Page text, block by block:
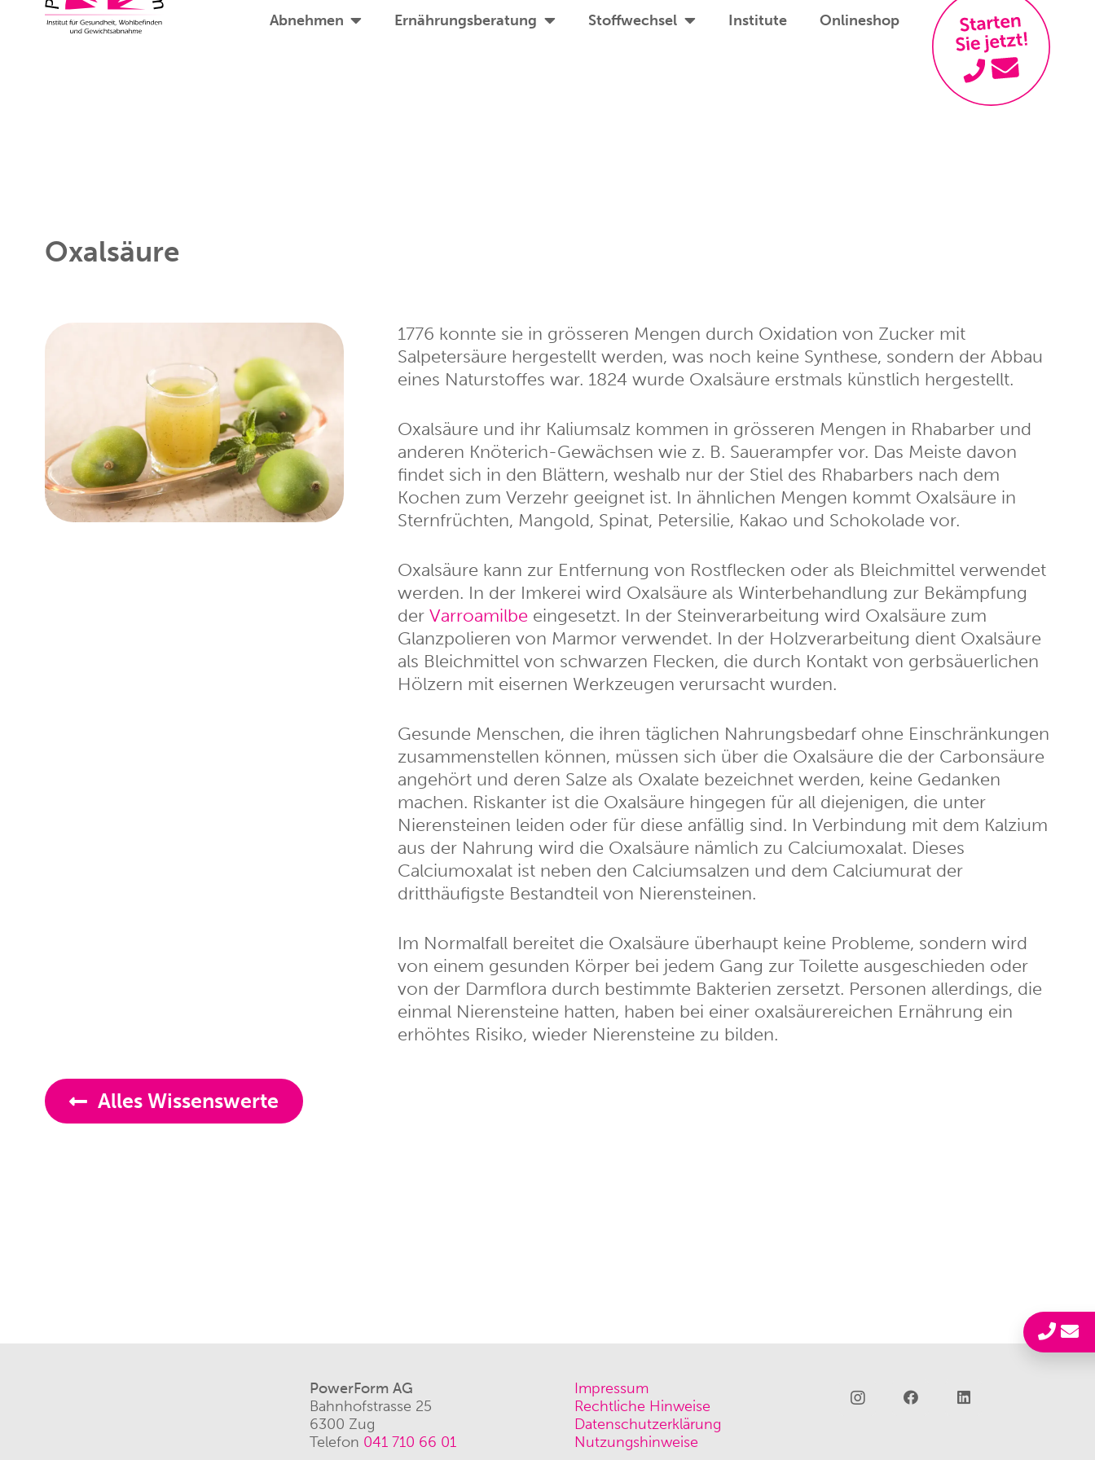
Abnehmen Ernährungsberatung Stoffwechsel Institute Onlineshop
Oxalsäure
1776 konnte sie in grösseren Mengen durch Oxidation von Zucker mit
Salpetersäure hergestellt werden, was noch keine Synthese, sondern der Abbau
eines Naturstoffes war. 1824 wurde Oxalsäure erstmals künstlich hergestellt.
Oxalsäure und ihr Kaliumsalz kommen in grösseren Mengen in Rhabarber und
anderen Knöterich-Gewächsen wie z. B. Sauerampfer vor. Das Meiste davon
findet sich in den Blättern, weshalb nur der Stiel des Rhabarbers nach dem
Kochen zum Verzehr geeignet ist. In ähnlichen Mengen kommt Oxalsäure in
Sternfrüchten, Mangold, Spinat, Petersilie, Kakao und Schokolade vor.
Oxalsäure kann zur Entfernung von Rostflecken oder als Bleichmittel verwendet
werden. In der Imkerei wird Oxalsäure als Winterbehandlung zur Bekämpfung
derVarroamilbe eingesetzt. In der Steinverarbeitung wird Oxalsäure zum
Glanzpolieren von Marmor verwendet. In der Holzverarbeitung dient Oxalsäure
als Bleichmittel von schwarzen Flecken, die durch Kontakt von gerbsäuerlichen
Hölzern mit eisernen Werkzeugen verursacht wurden.
Gesunde Menschen, die ihren täglichen Nahrungsbedarf ohne Einschränkungen
zusammenstellen können, müssen sich über die Oxalsäure die der Carbonsäure
angehört und deren Salze als Oxalate bezeichnet werden, keine Gedanken
machen. Riskanter ist die Oxalsäure hingegen für all diejenigen, die unter
Nierensteinen leiden oder für diese anfällig sind. In Verbindung mit dem Kalzium
aus der Nahrung wird die Oxalsäure nämlich zu Calciumoxalat. Dieses
Calciumoxalat ist neben den Calciumsalzen und dem Calciumurat der
dritthäufigste Bestandteil von Nierensteinen.
Im Normalfall bereitet die Oxalsäure überhaupt keine Probleme, sondern wird
von einem gesunden Körper bei jedem Gang zur Toilette ausgeschieden oder
von der Darmflora durch bestimmte Bakterien zersetzt. Personen allerdings, die
einmal Nierensteine hatten, haben bei einer oxalsäurereichen Ernährung ein
erhöhtes Risiko, wieder Nierensteine zu bilden.
Alles Wissenswerte
PowerForm AG
Bahnhofstrasse 25
6300 Zug
Telefon 041 710 66 01
Impressum
Rechtliche Hinweise
Datenschutzerklärung
Nutzungshinweise